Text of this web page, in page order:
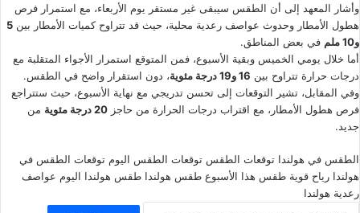
وأشار المعهد إلى أن الطقس سيبقى غير مستقر يوم الأربعاء، مع استمرار فرص
هطول الأمطار وحدوث عواصف رعدية محلية، حيث قد تتراوح كميات الأمطار بين 5
و10 ملم
في بعض المناطق.
أما خلال يومي الخميس وبقية الأسبوع، فمن المتوقع استمرار الأجواء المتقلبة مع
درجات حرارة تتراوح بين 16 و19 درجة مئوية
، دون استقرار واضح في الطقس.
وفي المقابل، تشير التوقعات إلى تحسن تدريجي مع نهاية الأسبوع، حيث ستتراجع
فرص هطول الأمطار، مع اقتراب درجات الحرارة من حاجز 20 درجة مئوية
من
جديد.
الطقس في هولندا توقعات الطقس توقعات الطقس اليوم توقعات الطقس في
هولندا رياح قوية طقس هذا الأسبوع طقس هولندا طقس هولندا اليوم عواصف
رعدية هولندا